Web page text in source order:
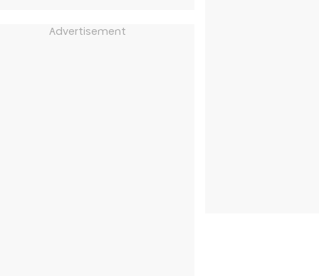
Advertisement